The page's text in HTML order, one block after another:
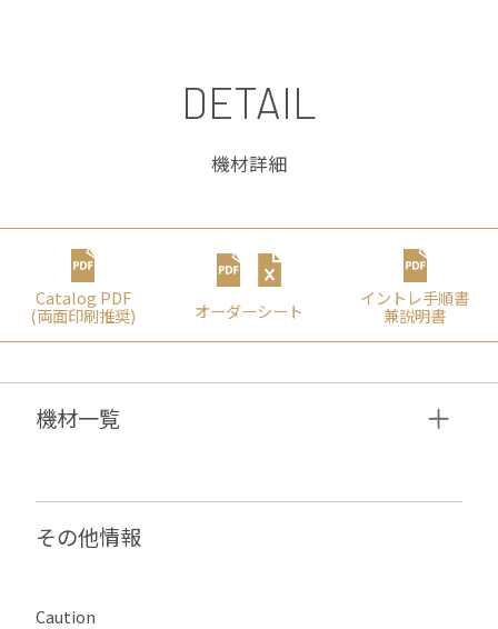
DETAIL
機材詳細
Catalog PDF
(両⾯印刷推奨) オーダーシート
イントレ⼿順書
兼説明書
機材⼀覧
その他情報
Caution